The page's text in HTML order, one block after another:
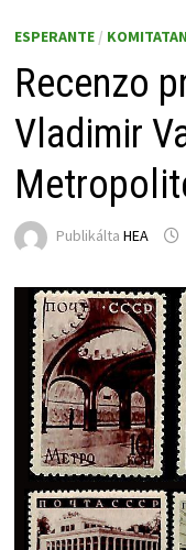
ESPERANTE/
Recenzo
Vladimir
Publikálta HEA